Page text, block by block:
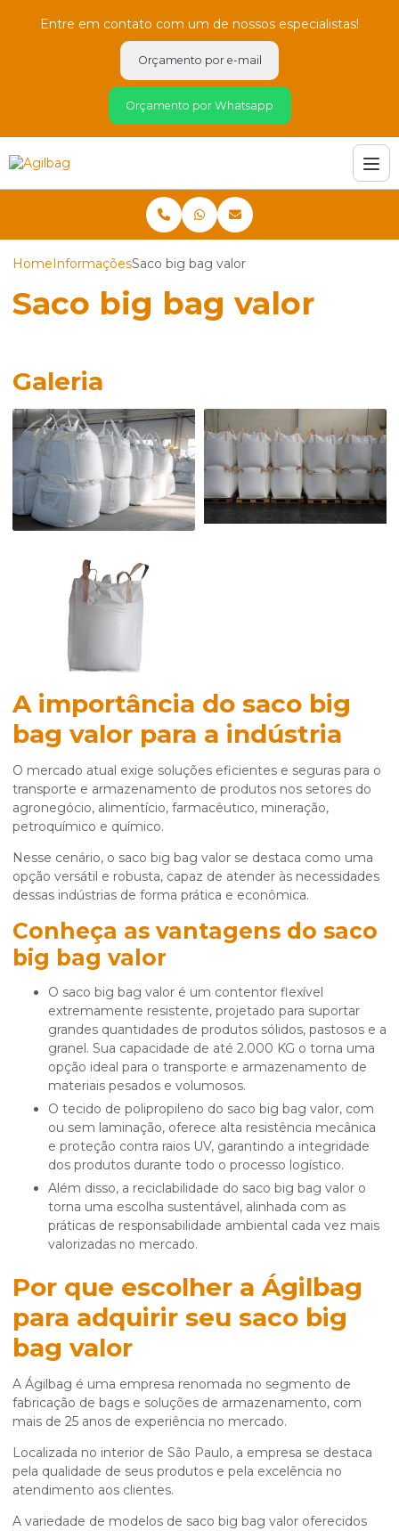
Entre em contato com um de nossos especialistas!
Orçamento por e-mail
Orçamento por Whatsapp
HomeInformaçõesSaco big bag valor
Saco big bag valor
Galeria
A importância do saco big
bag valor para a indústria
O mercado atual exige soluções eficientes e seguras para o
transporte e armazenamento de produtos nos setores do
agronegócio, alimentício, farmacêutico, mineração,
petroquímico e químico.
Nesse cenário, o saco big bag valor se destaca como uma
opção versátil e robusta, capaz de atender às necessidades
dessas indústrias de forma prática e econômica.
Conheça as vantagens do saco
big bag valor
O saco big bag valor é um contentor flexível
extremamente resistente, projetado para suportar
grandes quantidades de produtos sólidos, pastosos e a
granel. Sua capacidade de até 2.000 KG o torna uma
opção ideal para o transporte e armazenamento de
materiais pesados e volumosos.
O tecido de polipropileno do saco big bag valor, com
ou sem laminação, oferece alta resistência mecânica
e proteção contra raios UV, garantindo a integridade
dos produtos durante todo o processo logístico.
Além disso, a reciclabilidade do saco big bag valor o
torna uma escolha sustentável, alinhada com as
práticas de responsabilidade ambiental cada vez mais
valorizadas no mercado.
Por que escolher a Ágilbag
para adquirir seu saco big
bag valor
A Ágilbag é uma empresa renomada no segmento de
fabricação de bags e soluções de armazenamento, com
mais de 25 anos de experiência no mercado.
Localizada no interior de São Paulo, a empresa se destaca
pela qualidade de seus produtos e pela excelência no
atendimento aos clientes.
A variedade de modelos de saco big bag valor oferecidos